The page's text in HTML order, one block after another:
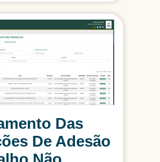
Das
De Adesão